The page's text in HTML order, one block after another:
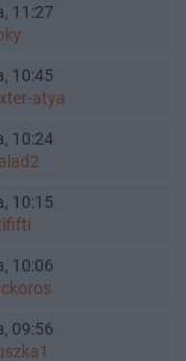
11:27
10:45
atya
10:24
10:15
10:06
09:56